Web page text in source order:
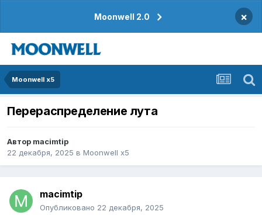
Moonwell 2.0 ×
Moonwell x5
Перераспределение лута
Автор macimtip
22 декабря, 2025 в Moonwell x5
macimtip
Опубликовано 22 декабря, 2025